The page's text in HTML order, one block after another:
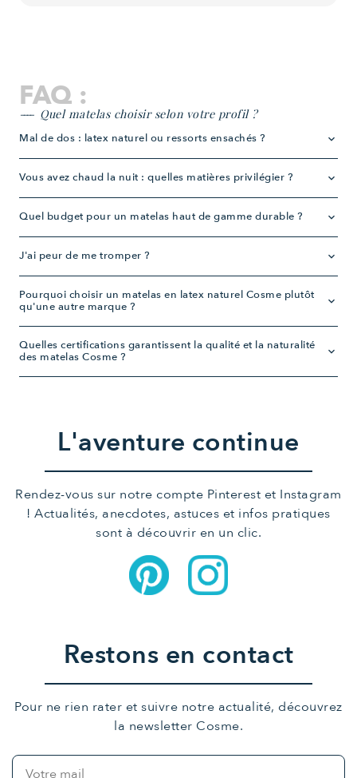
FAQ :
Quel matelas choisir selon votre profil ?
Mal de dos : latex naturel ou ressorts ensachés ? keyboard_arrow_down
Vous avez chaud la nuit : quelles matières privilégier ? keyboard_arrow_down
Quel budget pour un matelas haut de gamme durable ? keyboard_arrow_down
J'ai peur de me tromper ? keyboard_arrow_down
Pourquoi choisir un matelas en latex naturel Cosme plutôt
qu'une autre marque ?
keyboard_arrow_down
Quelles certifications garantissent la qualité et la naturalité
des matelas Cosme ?
keyboard_arrow_down
L'aventure continue
Rendez-vous sur notre compte Pinterest et Instagram
! Actualités, anecdotes, astuces et infos pratiques
sont à découvrir en un clic.
Restons en contact
Pour ne rien rater et suivre notre actualité, découvrez
la newsletter Cosme.